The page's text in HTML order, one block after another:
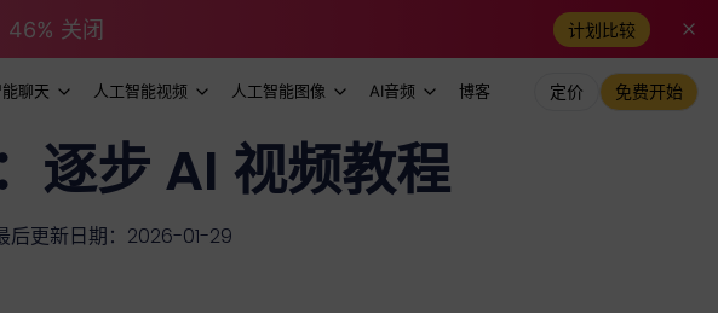
关闭 计划比较
聊天 人工智能视频 人工智能图像 AI音频 博客 定价 免费开始
逐步 AI 视频教程
后更新日期：2026-01-29